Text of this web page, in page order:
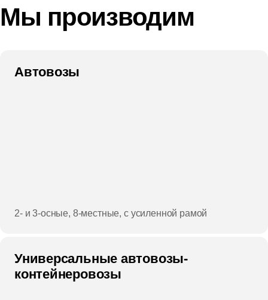
Мы производим
Автовозы
2- и 3-осные, 8-местные, с усиленной рамой
Универсальные автовозы-
контейнеровозы